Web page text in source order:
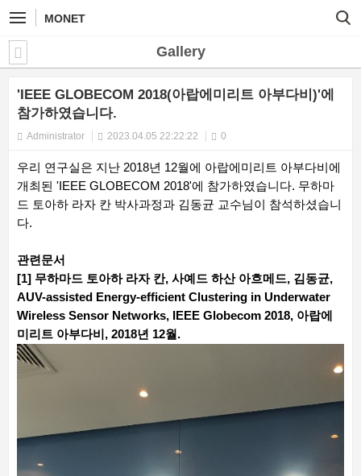
MONET
Gallery
'IEEE GLOBECOM 2018(아랍에미리트 아부다비)'에
참가하였습니다.
Administrator 2023.04.05 22:22:22 0
우리 연구실은 지난 2018년 12월에 아랍에미리트 아부다비에
개최된 'IEEE GLOBECOM 2018'에 참가하였습니다. 무하마
드 토아하 라자 칸 박사과정과 김동균 교수님이 참석하셨습니
다.
관련문서
[1] 무하마드 토아하 라자 칸, 사예드 하산 아흐메드, 김동균,
AUV-assisted Energy-efficient Clustering in Underwater
Wireless Sensor Networks, IEEE Globecom 2018, 아랍에
미리트 아부다비, 2018년 12월.